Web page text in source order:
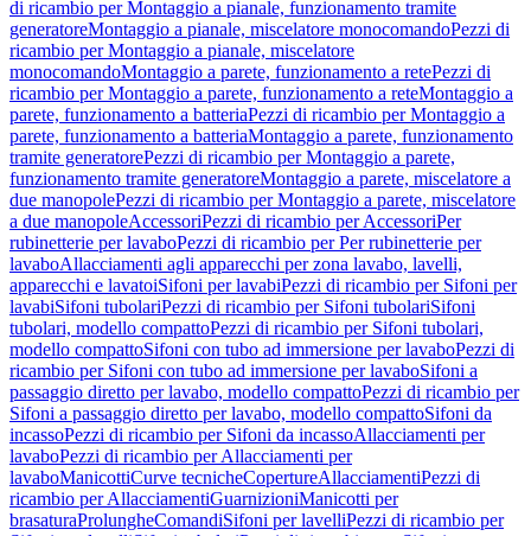
di ricambio per Montaggio a pianale, funzionamento tramite
generatoreMontaggio a pianale, miscelatore monocomandoPezzi di
ricambio per Montaggio a pianale, miscelatore
monocomandoMontaggio a parete, funzionamento a retePezzi di
ricambio per Montaggio a parete, funzionamento a reteMontaggio a
parete, funzionamento a batteriaPezzi di ricambio per Montaggio a
parete, funzionamento a batteriaMontaggio a parete, funzionamento
tramite generatorePezzi di ricambio per Montaggio a parete,
funzionamento tramite generatoreMontaggio a parete, miscelatore a
due manopolePezzi di ricambio per Montaggio a parete, miscelatore
a due manopoleAccessoriPezzi di ricambio per AccessoriPer
rubinetterie per lavaboPezzi di ricambio per Per rubinetterie per
lavaboAllacciamenti agli apparecchi per zona lavabo, lavelli,
apparecchi e lavatoiSifoni per lavabiPezzi di ricambio per Sifoni per
lavabiSifoni tubolariPezzi di ricambio per Sifoni tubolariSifoni
tubolari, modello compattoPezzi di ricambio per Sifoni tubolari,
modello compattoSifoni con tubo ad immersione per lavaboPezzi di
ricambio per Sifoni con tubo ad immersione per lavaboSifoni a
passaggio diretto per lavabo, modello compattoPezzi di ricambio per
Sifoni a passaggio diretto per lavabo, modello compattoSifoni da
incassoPezzi di ricambio per Sifoni da incassoAllacciamenti per
lavaboPezzi di ricambio per Allacciamenti per
lavaboManicottiCurve tecnicheCopertureAllacciamentiPezzi di
ricambio per AllacciamentiGuarnizioniManicotti per
brasaturaProlungheComandiSifoni per lavelliPezzi di ricambio per